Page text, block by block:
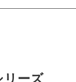
リーズ